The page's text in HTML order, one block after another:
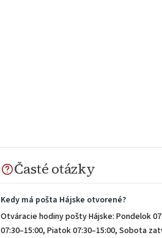
Časté otázky
Kedy má pošta Hájske otvorené?
Otváracie hodiny pošty Hájske: Pondelok
07:30–15:00, Piatok 07:30–15:00, Sobota